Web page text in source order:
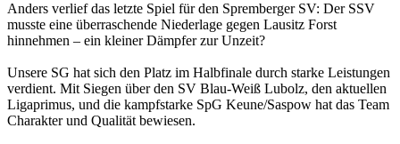
Anders verlief das letzte Spiel für den Spremberger SV: Der SSV
musste eine überraschende Niederlage gegen Lausitz Forst
hinnehmen – ein kleiner Dämpfer zur Unzeit?
Unsere SG hat sich den Platz im Halbfinale durch starke Leistungen
verdient. Mit Siegen über den SV Blau-Weiß Lubolz, den aktuellen
Ligaprimus, und die kampfstarke SpG Keune/Saspow hat das Team
Charakter und Qualität bewiesen.